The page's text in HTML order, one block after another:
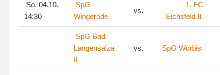
So, 04.10.
14:30
SpG
Wingerode
vs.
1. FC
Eichsfeld II
SpG Bad
Langensalza
II
vs. SpG Worbis